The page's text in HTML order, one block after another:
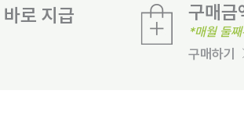
바로 지급 구매금
*매월 둘
구매하기